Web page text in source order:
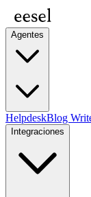
Agentes
HelpdeskBlog
Integraciones